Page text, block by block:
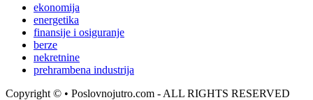
ekonomija
energetika
finansije i osiguranje
berze
nekretnine
prehrambena industrija
Copyright © • Poslovnojutro.com - ALL RIGHTS RESERVED